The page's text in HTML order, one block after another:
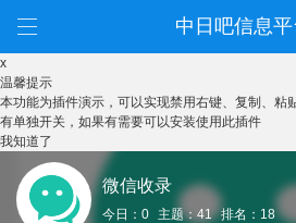
中日吧信息平
x
温馨提示
本功能为插件演示，可以实现禁用右键、复制、粘
有单独开关，如果有需要可以安装使用此插件
我知道了
微信收录
今日：0 主题：41 排名：18